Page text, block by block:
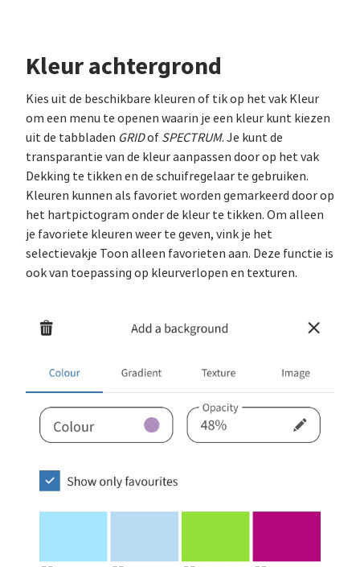
Kleur achtergrond
Kies uit de beschikbare kleuren of tik op het vak Kleur
om een menu te openen waarin je een kleur kunt kiezen
uit de tabbladen GRIDof SPECTRUM. Je kunt de
transparantie van de kleur aanpassen door op het vak
Dekking te tikken en de schuifregelaar te gebruiken.
Kleuren kunnen als favoriet worden gemarkeerd door op
het hartpictogram onder de kleur te tikken. Om alleen
je favoriete kleuren weer te geven, vink je het
selectievakje Toon alleen favorieten aan. Deze functie is
ook van toepassing op kleurverlopen en texturen.